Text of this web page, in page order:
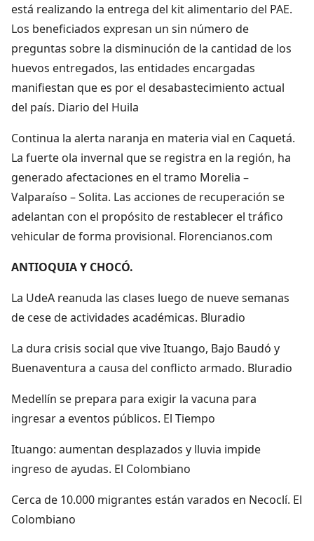
está realizando la entrega del kit alimentario del PAE.
Los beneficiados expresan un sin número de
preguntas sobre la disminución de la cantidad de los
huevos entregados, las entidades encargadas
manifiestan que es por el desabastecimiento actual
del país. Diario del Huila
Continua la alerta naranja en materia vial en Caquetá.
La fuerte ola invernal que se registra en la región, ha
generado afectaciones en el tramo Morelia –
Valparaíso – Solita. Las acciones de recuperación se
adelantan con el propósito de restablecer el tráfico
vehicular de forma provisional. Florencianos.com
ANTIOQUIA Y CHOCÓ.
La UdeA reanuda las clases luego de nueve semanas
de cese de actividades académicas. Bluradio
La dura crisis social que vive Ituango, Bajo Baudó y
Buenaventura a causa del conflicto armado. Bluradio
Medellín se prepara para exigir la vacuna para
ingresar a eventos públicos. El Tiempo
Ituango: aumentan desplazados y lluvia impide
ingreso de ayudas. El Colombiano
Cerca de 10.000 migrantes están varados en Necoclí. El
Colombiano